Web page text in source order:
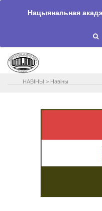
Нацыянальная
НАВIНЫ > Навіны